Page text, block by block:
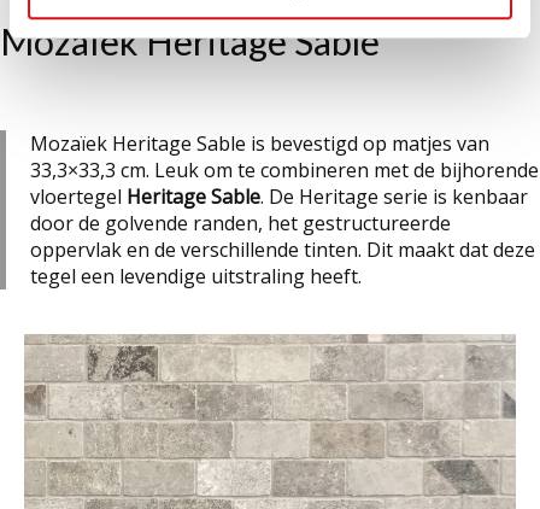
Mozaïek Heritage Sable
Mozaïek Heritage Sable is bevestigd op matjes van
33,3×33,3 cm. Leuk om te combineren met de bijhorende
vloertegel Heritage Sable. De Heritage serie is kenbaar
door de golvende randen, het gestructureerde
oppervlak en de verschillende tinten. Dit maakt dat deze
tegel een levendige uitstraling heeft.